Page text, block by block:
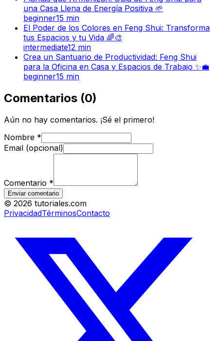
una Casa Llena de Energía Positiva 🌱
beginner15 min
El Poder de los Colores en Feng Shui: Transforma
tus Espacios y tu Vida 🌈🎨
intermediate12 min
Crea un Santuario de Productividad: Feng Shui
para la Oficina en Casa y Espacios de Trabajo ✨💼
beginner15 min
Comentarios (0)
Aún no hay comentarios. ¡Sé el primero!
Nombre *
Email (opcional)
Comentario *
Enviar comentario
© 2026 tutoriales.com
PrivacidadTérminosContacto